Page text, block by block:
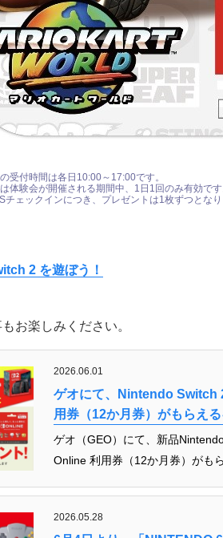
受付時間は各日10:00～17:00です。
体験会が開催される期間中、1日1回のみ有効です
チェックインにつき、プレゼントは1枚ずつとなり
2 を遊ぼう！
お楽しみください。
2026.06.01
ゲオにて、Nintendo Switch
用券（12か月券）がもらえ
ゲオ（GEO）にて、新品
Online 利用券（12か月券）がも
2026.05.28